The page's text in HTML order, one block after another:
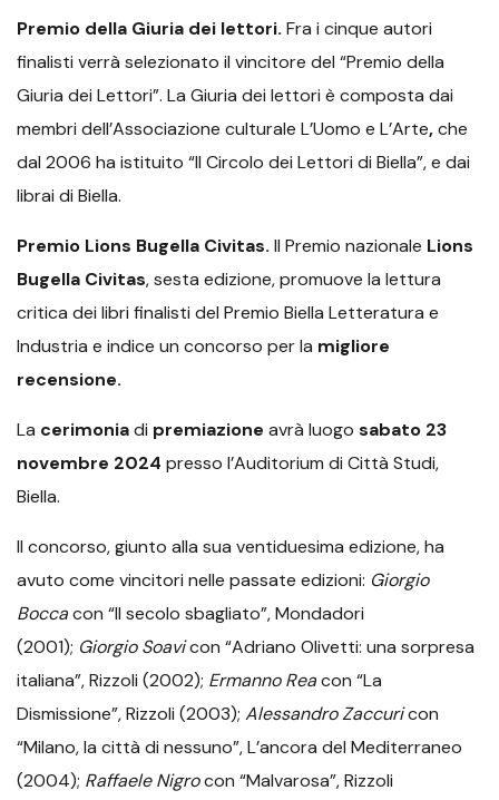
Premio della Giuria dei lettori. Fra i cinque autori
finalisti verrà selezionato il vincitore del “Premio della
Giuria dei Lettori”. La Giuria dei lettori è composta dai
membri dell’Associazione culturale L’Uomo e L’Arte,che
dal 2006 ha istituito “Il Circolo dei Lettori di Biella”, e dai
librai di Biella.
Premio Lions Bugella Civitas. Il Premio nazionale Lions
Bugella Civitas, sesta edizione, promuove la lettura
critica dei libri finalisti del Premio Biella Letteratura e
Industria e indice un concorso per la migliore
recensione.
La cerimoniadi premiazione avrà luogo sabato 23
novembre 2024 presso l’Auditorium di Città Studi,
Biella.
Il concorso, giunto alla sua ventiduesima edizione, ha
avuto come vincitori nelle passate edizioni: Giorgio
Boccacon “Il secolo sbagliato”, Mondadori
(2001); Giorgio Soavicon “Adriano Olivetti: una sorpresa
italiana”, Rizzoli (2002); Ermanno Reacon “La
Dismissione”, Rizzoli (2003); Alessandro Zaccuricon
“Milano, la città di nessuno”, L’ancora del Mediterraneo
(2004); Raffaele Nigrocon “Malvarosa”, Rizzoli